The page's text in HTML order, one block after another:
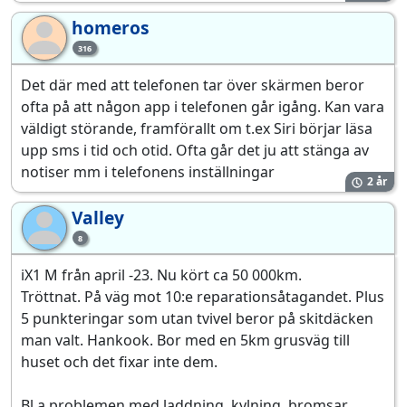
ho 316
homeros
Det där med att telefonen tar över skärmen beror
ofta på att någon app i telefonen går igång. Kan vara
väldigt störande, framförallt om t.ex Siri börjar läsa
upp sms i tid och otid. Ofta går det ju att stänga av
notiser mm i telefonens inställningar
2 år
Va 8
Valley
iX1 M från april -23. Nu kört ca 50 000km.
Tröttnat. På väg mot 10:e reparationsåtagandet. Plus
5 punkteringar som utan tvivel beror på skitdäcken
man valt. Hankook. Bor med en 5km grusväg till
huset och det fixar inte dem.